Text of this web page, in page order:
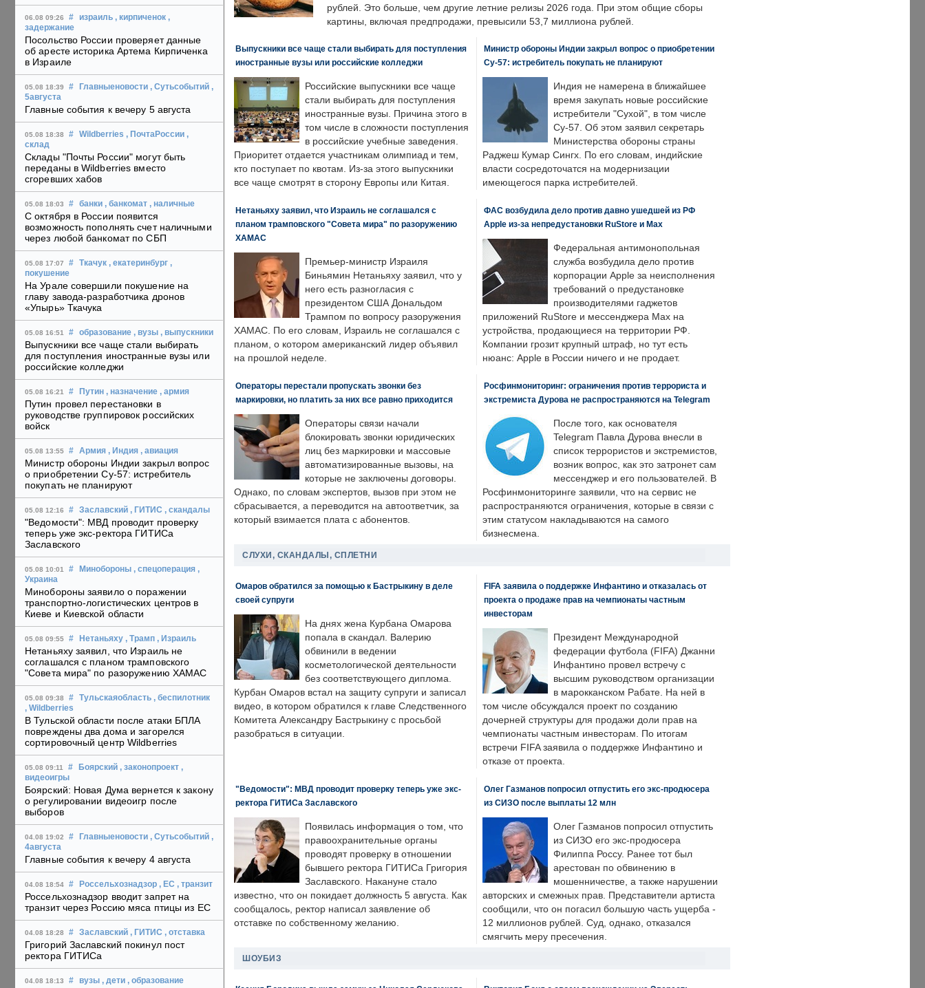
06.08 09:26 # израиль , кирпиченок ,
задержание
Посольство России проверяет данные
об аресте историка Артема Кирпиченка
в Израиле
05.08 18:39 # Главныеновости , Сутьсобытий ,
5августа
Главные события к вечеру 5 августа
05.08 18:38 # Wildberries , ПочтаРоссии ,
склад
Склады "Почты России" могут быть
переданы в Wildberries вместо
сгоревших хабов
05.08 18:03 # банки , банкомат , наличные
С октября в России появится
возможность пополнять счет наличными
через любой банкомат по СБП
05.08 17:07 # Ткачук , екатеринбург ,
покушение
На Урале совершили покушение на
главу завода-разработчика дронов
«Упырь» Ткачука
05.08 16:51 # образование , вузы , выпускники
Выпускники все чаще стали выбирать
для поступления иностранные вузы или
российские колледжи
05.08 16:21 # Путин , назначение , армия
Путин провел перестановки в
руководстве группировок российских
войск
05.08 13:55 # Армия , Индия , авиация
Министр обороны Индии закрыл вопрос
о приобретении Су-57: истребитель
покупать не планируют
05.08 12:16 # Заславский , ГИТИС , скандалы
"Ведомости": МВД проводит проверку
теперь уже экс-ректора ГИТИСа
Заславского
05.08 10:01 # Минобороны , спецоперация ,
Украина
Минобороны заявило о поражении
транспортно-логистических центров в
Киеве и Киевской области
05.08 09:55 # Нетаньяху , Трамп , Израиль
Нетаньяху заявил, что Израиль не
соглашался с планом трамповского
"Совета мира" по разоружению ХАМАС
05.08 09:38 # Тульскаяобласть , беспилотник
, Wildberries
В Тульской области после атаки БПЛА
повреждены два дома и загорелся
сортировочный центр Wildberries
05.08 09:11 # Боярский , законопроект ,
видеоигры
Боярский: Новая Дума вернется к закону
о регулировании видеоигр после
выборов
04.08 19:02 # Главныеновости , Сутьсобытий ,
4августа
Главные события к вечеру 4 августа
04.08 18:54 # Россельхознадзор , ЕС , транзит
Россельхознадзор вводит запрет на
транзит через Россию мяса птицы из ЕС
04.08 18:28 # Заславский , ГИТИС , отставка
Григорий Заславский покинул пост
ректора ГИТИСа
04.08 18:13 # вузы , дети , образование
рублей. Это больше, чем другие летние релизы 2026 года. При этом общие сборы
картины, включая предпродажи, превысили 53,7 миллиона рублей.
Выпускники все чаще стали выбирать для поступления
иностранные вузы или российские колледжи
Российские выпускники все чаще
стали выбирать для поступления
иностранные вузы. Причина этого в
том числе в сложности поступления
в российские учебные заведения.
Приоритет отдается участникам олимпиад и тем,
кто поступает по квотам. Из-за этого выпускники
все чаще смотрят в сторону Европы или Китая.
Министр обороны Индии закрыл вопрос о приобретении
Су-57: истребитель покупать не планируют
Индия не намерена в ближайшее
время закупать новые российские
истребители "Сухой", в том числе
Су-57. Об этом заявил секретарь
Министерства обороны страны
Раджеш Кумар Сингх. По его словам, индийские
власти сосредоточатся на модернизации
имеющегося парка истребителей.
Нетаньяху заявил, что Израиль не соглашался с
планом трамповского "Совета мира" по разоружению
ХАМАС
Премьер-министр Израиля
Биньямин Нетаньяху заявил, что у
него есть разногласия с
президентом США Дональдом
Трампом по вопросу разоружения
ХАМАС. По его словам, Израиль не соглашался с
планом, о котором американский лидер объявил
на прошлой неделе.
ФАС возбудила дело против давно ушедшей из РФ
Apple из-за непредустановки RuStore и Max
Федеральная антимонопольная
служба возбудила дело против
корпорации Apple за неисполнения
требований о предустановке
производителями гаджетов
приложений RuStore и мессенджера Max на
устройства, продающиеся на территории РФ.
Компании грозит крупный штраф, но тут есть
нюанс: Apple в России ничего и не продает.
Операторы перестали пропускать звонки без
маркировки, но платить за них все равно приходится
Операторы связи начали
блокировать звонки юридических
лиц без маркировки и массовые
автоматизированные вызовы, на
которые не заключены договоры.
Однако, по словам экспертов, вызов при этом не
сбрасывается, а переводится на автоответчик, за
который взимается плата с абонентов.
Росфинмониторинг: ограничения против террориста и
экстремиста Дурова не распространяются на Telegram
После того, как основателя
Telegram Павла Дурова внесли в
список террористов и экстремистов,
возник вопрос, как это затронет сам
мессенджер и его пользователей. В
Росфинмониторинге заявили, что на сервис не
распространяются ограничения, которые в связи с
этим статусом накладываются на самого
бизнесмена.
СЛУХИ, СКАНДАЛЫ, СПЛЕТНИ
Омаров обратился за помощью к Бастрыкину в деле
своей супруги
На днях жена Курбана Омарова
попала в скандал. Валерию
обвинили в ведении
косметологической деятельности
без соответствующего диплома.
Курбан Омаров встал на защиту супруги и записал
видео, в котором обратился к главе Следственного
Комитета Александру Бастрыкину с просьбой
разобраться в ситуации.
FIFA заявила о поддержке Инфантино и отказалась от
проекта о продаже прав на чемпионаты частным
инвесторам
Президент Международной
федерации футбола (FIFA) Джанни
Инфантино провел встречу с
высшим руководством организации
в марокканском Рабате. На ней в
том числе обсуждался проект по созданию
дочерней структуры для продажи доли прав на
чемпионаты частным инвесторам. По итогам
встречи FIFA заявила о поддержке Инфантино и
отказе от проекта.
"Ведомости": МВД проводит проверку теперь уже экс-
ректора ГИТИСа Заславского
Появилась информация о том, что
правоохранительные органы
проводят проверку в отношении
бывшего ректора ГИТИСа Григория
Заславского. Накануне стало
известно, что он покидает должность 5 августа. Как
сообщалось, ректор написал заявление об
отставке по собственному желанию.
Олег Газманов попросил отпустить его экс-продюсера
из СИЗО после выплаты 12 млн
Олег Газманов попросил отпустить
из СИЗО его экс-продюсера
Филиппа Россу. Ранее тот был
арестован по обвинению в
мошенничестве, а также нарушении
авторских и смежных прав. Представители артиста
сообщили, что он погасил большую часть ущерба -
12 миллионов рублей. Суд, однако, отказался
смягчить меру пресечения.
ШОУБИЗ